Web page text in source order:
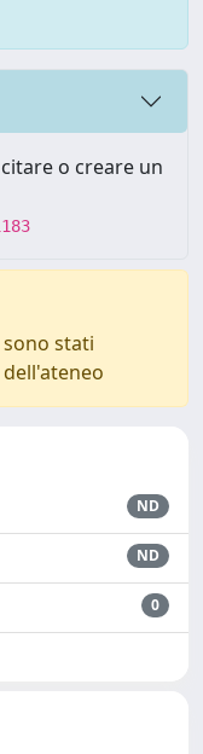
o creare un
stati
ND
ND
0